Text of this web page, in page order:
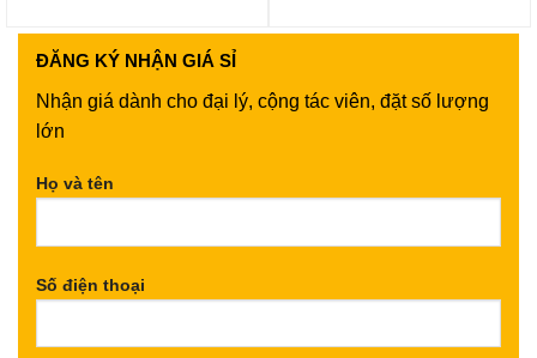
ĐĂNG KÝ NHẬN GIÁ SỈ
Nhận giá dành cho đại lý, cộng tác viên, đặt số lượng
lớn
Họ và tên
Số điện thoại